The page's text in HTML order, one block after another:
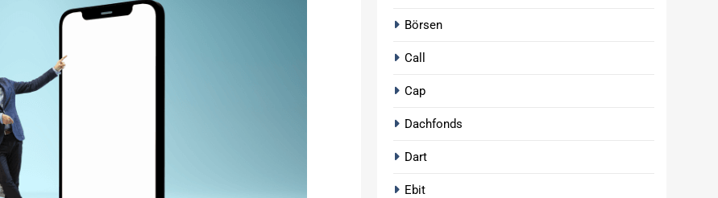
Börsen
Call
Cap
Dachfonds
Dart
Ebit